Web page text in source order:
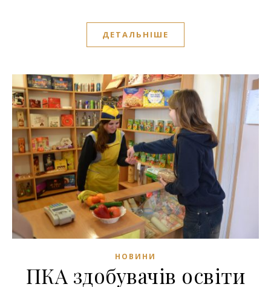
ДЕТАЛЬНІШЕ
НОВИНИ
ПКА здобувачів освіти